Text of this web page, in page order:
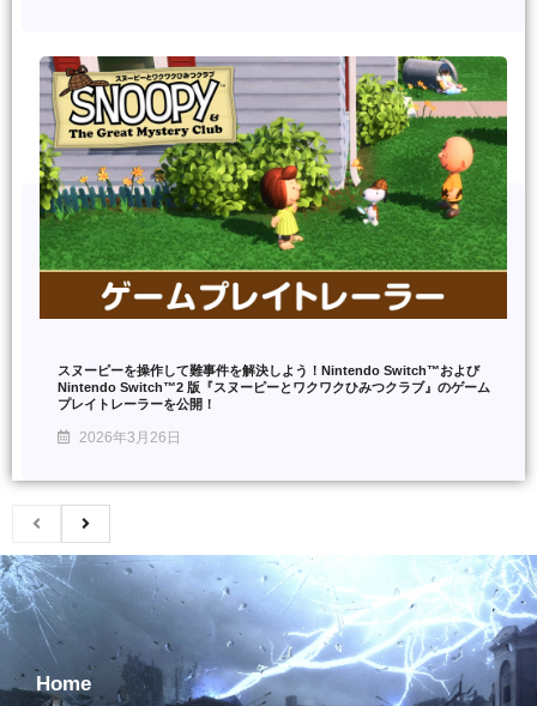
スヌーピーを操作して難事件を解決しよう！Nintendo Switch™および
Nintendo Switch™2 版『スヌーピーとワクワクひみつクラブ』のゲーム
プレイトレーラーを公開！
2026年3月26日
Home